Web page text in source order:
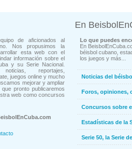
de aficionados al
Nos propusimos la
esta web con el
información sobre el
y su Serie Nacional.
reportajes,
juegos online y mucho
mejorar y ampliar
pronto publicaremos
web como concursos
En
Lo que puedes
En
béisbol cubano,
los juegos y más...
Noticias del
Foros, opiniones,
Concursos sobre
Estadísticas de la
Serie 50, la Serie